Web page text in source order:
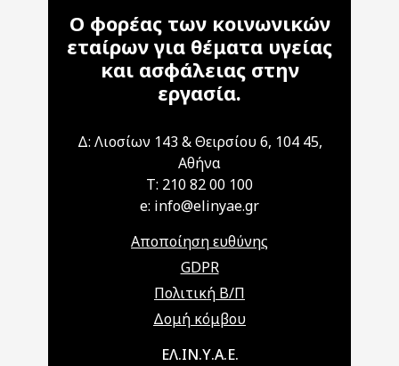
Ο φορέας των κοινωνικών
εταίρων για θέματα υγείας
και ασφάλειας στην
εργασία.
Δ: Λιοσίων 143 & Θειρσίου 6, 104 45,
Αθήνα
T: 210 82 00 100
e: info@elinyae.gr
Αποποίηση ευθύνης
GDPR
Πολιτική Β/Π
Δομή κόμβου
Main navigationΕΛ.ΙΝ.Υ.Α.Ε.